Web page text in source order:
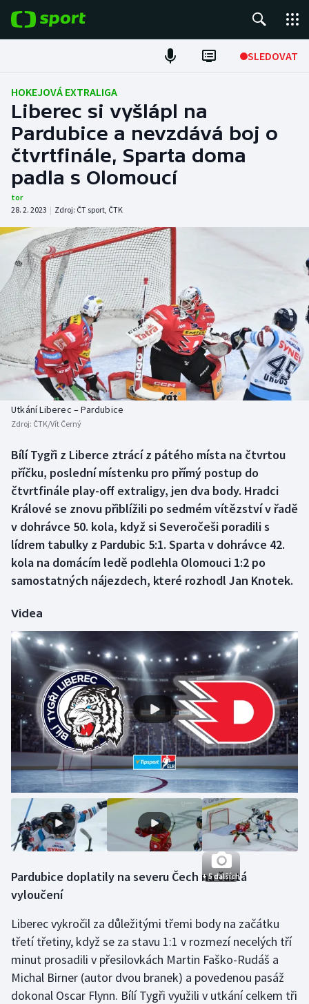
SLEDOVAT
Fotbal
Hokej
Tenis
Atletika
DALŠÍ SPORTY
Americký fotbal
Baseball a softbal
Basketbal
Biatlon
Boby a skeleton
Box
Curling
Dostihy
Florbal
Futsal
Golf
Gymnastika
Házená
Jezdectví
Judo
Krasobruslení
Lezení
Lyže a snowboard
Moderní pětiboj
Motorsport
Olympijské hry
Parasport
NEPŘEHLÉDNĚTE
Soutěže
Historické návraty
Aplikace ČT sport
AZ kvíz
HOKEJOVÁ EXTRALIGA
Liberec si vyšlápl na
Pardubice a nevzdává boj o
čtvrtfinále, Sparta doma
padla s Olomoucí
tor
28. 2. 2023 | Zdroj: ČT sport, ČTK
Utkání Liberec – Pardubice
Zdroj: ČTK/Vít Černý
Bílí Tygři z Liberce ztrácí z pátého místa na čtvrtou
příčku, poslední místenku pro přímý postup do
čtvrtfinále play-off extraligy, jen dva body. Hradci
Králové se znovu přiblížili po sedmém vítězství v řadě
v dohrávce 50. kola, když si Severočeši poradili s
lídrem tabulky z Pardubic 5:1. Sparta v dohrávce 42.
kola na domácím ledě podlehla Olomouci 1:2 po
samostatných nájezdech, které rozhodl Jan Knotek.
Videa
+ 5 dalších
Pardubice doplatily na severu Čech na častá
vyloučení
Liberec vykročil za důležitými třemi body na začátku
třetí třetiny, když se za stavu 1:1 v rozmezí necelých tří
minut prosadili v přesilovkách Martin Faško-Rudáš a
Michal Birner (autor dvou branek) a povedenou pasáž
dokonal Oscar Flynn. Bílí Tygři využili v utkání celkem tři